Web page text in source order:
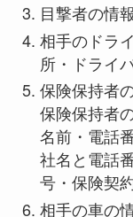
目撃者の情
相手のドラ
所・ドライ
保険保持者
保険保持者
名前・電話
社名と電話
号・保険契
相手の車の